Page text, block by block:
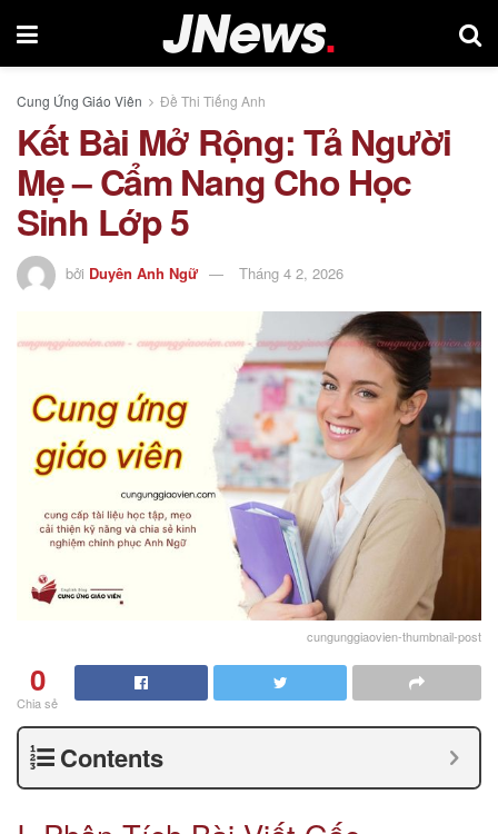
Cung Ứng Giáo Viên Đề Thi Tiếng Anh
Kết Bài Mở Rộng: Tả Người
Mẹ – Cẩm Nang Cho Học
Sinh Lớp 5
bởi Duyên Anh Ngữ Tháng 4 2, 2026
cungunggiaovien-thumbnail-post
0
Chia sẻ
Contents